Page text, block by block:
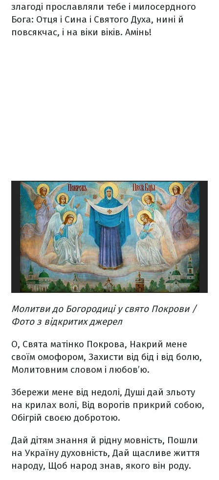
злагоді прославляли тебе і милосердного
Бога: Отця і Сина і Святого Духа, нині й
повсякчас, і на віки віків. Амінь!
Молитви до Богородиці у свято Покрови /
Фото з відкритих джерел
О, Свята матінко Покрова, Накрий мене
своїм омофором, Захисти від бід і від болю,
Молитовним словом і любов’ю.
Збережи мене від недолі, Душі дай зльоту
на крилах волі, Від ворогів прикрий собою,
Обігрій своєю добротою.
Дай дітям знання й рідну мовність, Пошли
на Україну духовність, Дай щасливе життя
народу, Щоб народ знав, якого він роду.